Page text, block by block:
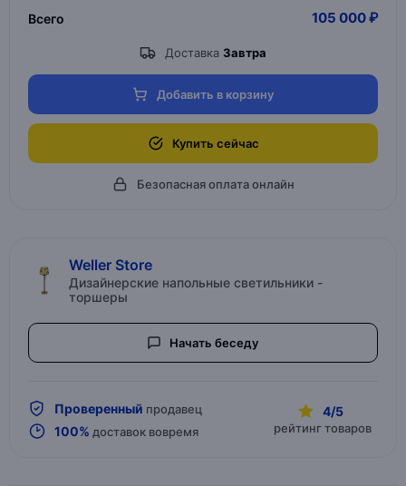
Всего 105 000 ₽
Доставка Завтра
Добавить в корзину
Купить сейчас
Безопасная оплата онлайн
Weller Store
Дизайнерские напольные светильники -
торшеры
Начать беседу
Проверенный продавец
100% доставок вовремя
4/5
рейтинг товаров